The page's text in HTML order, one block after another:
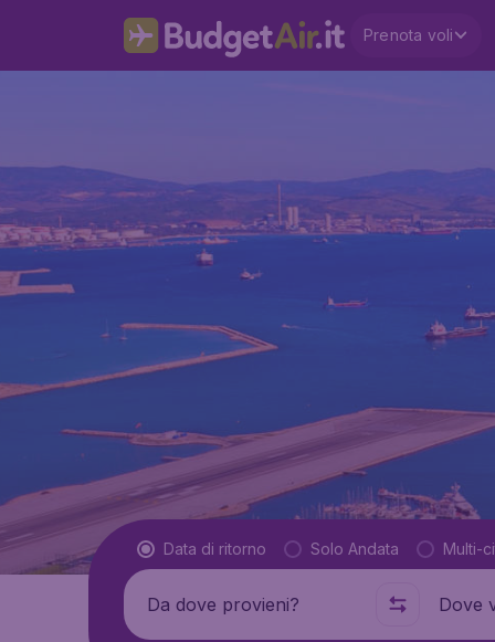
Prenota voli
Tipo di volo
Data di ritorno Solo Andata Multi-
Partenza da Dove